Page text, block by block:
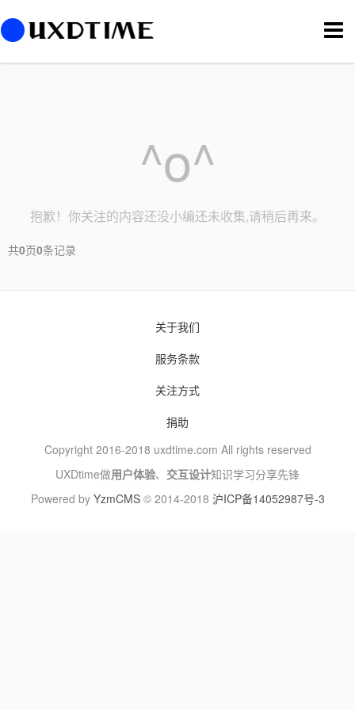
切
换
导
^o^
抱歉！你关注的内容还没小编还未收集,请稍后再来。
共0页0条记录
关于我们
服务条款
关注方式
捐助
Copyright 2016-2018 uxdtime.com All rights reserved
UXDtime做用户体验、 交互设计知识学习分享先锋
Powered by YzmCMS© 2014-2018 沪ICP备14052987号-3